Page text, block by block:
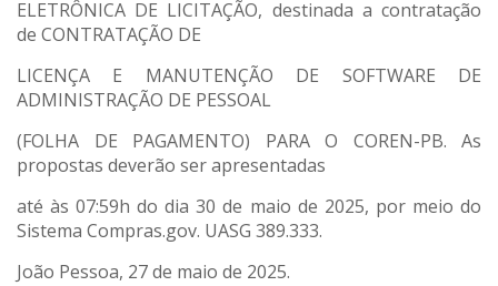
ELETRÔNICA DE LICITAÇÃO, destinada a contratação
de CONTRATAÇÃO DE
LICENÇA E MANUTENÇÃO DE SOFTWARE DE
ADMINISTRAÇÃO DE PESSOAL
(FOLHA DE PAGAMENTO) PARA O COREN-PB. As
propostas deverão ser apresentadas
até às 07:59h do dia 30 de maio de 2025, por meio do
Sistema Compras.gov. UASG 389.333.
João Pessoa, 27 de maio de 2025.